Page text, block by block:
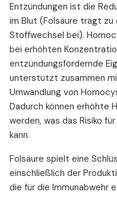
Entzündungen ist die
im Blut (Folsäure trägt
Stoffwechsel bei).
bei erhöhten
entzündungsfördernde
unterstützt zusammen
Umwandlung von
Dadurch können erhöhte
werden, was das Risiko
kann.
Folsäure spielt eine
einschließlich der
die für die Immunabwehr